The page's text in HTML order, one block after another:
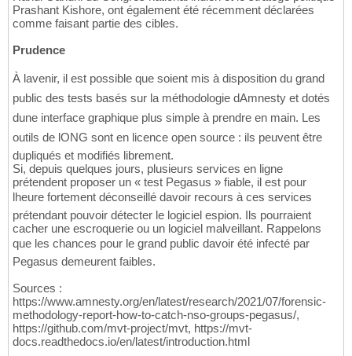
Prashant Kishore, ont également été récemment déclarées
comme faisant partie des cibles.
Prudence
À lavenir, il est possible que soient mis à disposition du grand
public des tests basés sur la méthodologie dAmnesty et dotés
dune interface graphique plus simple à prendre en main. Les
outils de lONG sont en licence open source : ils peuvent être
dupliqués et modifiés librement.
Si, depuis quelques jours, plusieurs services en ligne
prétendent proposer un « test Pegasus » fiable, il est pour
lheure fortement déconseillé davoir recours à ces services
prétendant pouvoir détecter le logiciel espion. Ils pourraient
cacher une escroquerie ou un logiciel malveillant. Rappelons
que les chances pour le grand public davoir été infecté par
Pegasus demeurent faibles.
Sources :
https://www.amnesty.org/en/latest/research/2021/07/forensic-
methodology-report-how-to-catch-nso-groups-pegasus/,
https://github.com/mvt-project/mvt, https://mvt-
docs.readthedocs.io/en/latest/introduction.html